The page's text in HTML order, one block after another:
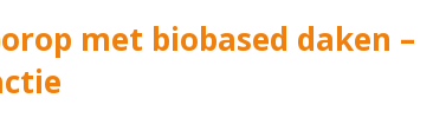
met biobased daken –